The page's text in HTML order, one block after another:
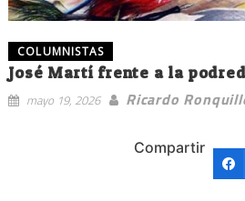
COLUMNISTAS
José Martí frente a la
mayo 19, 2026 Ricardo
Compartir